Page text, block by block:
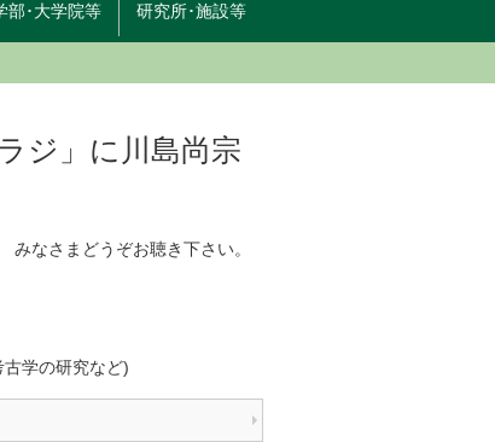
部･大学院等 研究所･施設等
ジ」に川島尚宗
なさまどうぞお聴き下さい。
学の研究など)